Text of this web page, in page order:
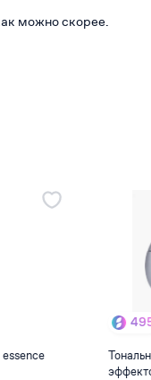
можно скорее.
основа с
influence b...